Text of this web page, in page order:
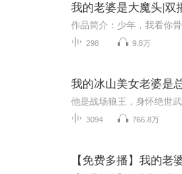
我的老婆是大魔头|双
298 9.8万
我的冰山美女老婆是
3094 766.8万
【免费多播】我的老